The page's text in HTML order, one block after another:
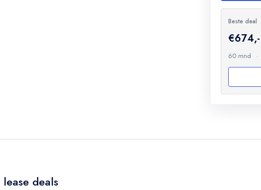
Beste deal
60 mnd ·
deals